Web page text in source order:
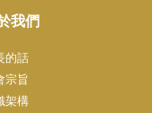
我們
的話
宗旨
架構